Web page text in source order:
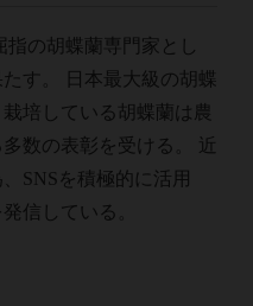
指の胡蝶蘭専門家とし
す。 日本最大級の胡蝶
培している胡蝶蘭は農
数の表彰を受ける。 近
SNSを積極的に活用
信している。